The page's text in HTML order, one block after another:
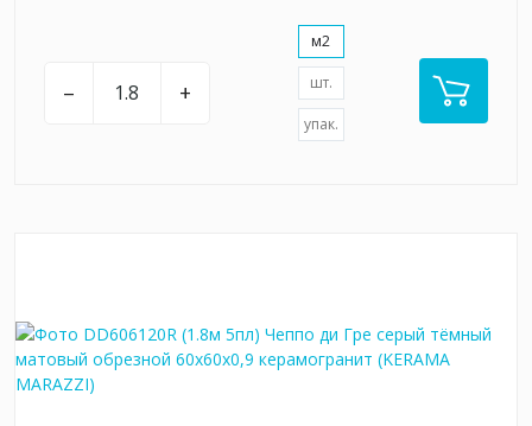
– +
м2
шт.
упак.